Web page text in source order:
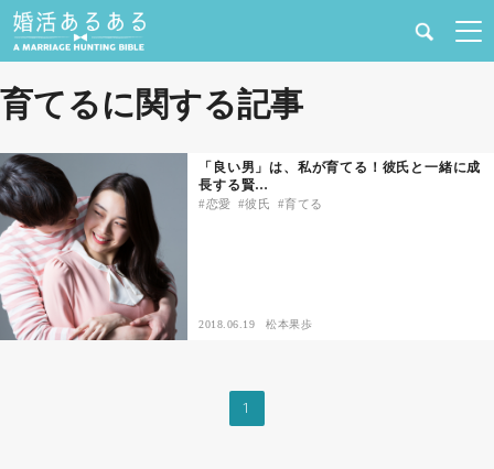
健康
恋愛の悩み
出会い
合コン・街コン
育てるに関する記事
「良い男」は、私が育てる！彼氏と一緒に成
長する賢…
恋愛 彼氏 育てる
2018.06.19 松本果歩
1